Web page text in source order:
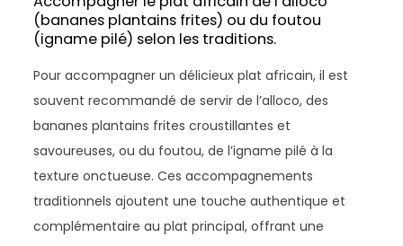
(bananes plantains frites) ou du foutou
(igname pilé) selon les traditions.
Pour accompagner un délicieux plat africain, il est
souvent recommandé de servir de l’alloco, des
bananes plantains frites croustillantes et
savoureuses, ou du foutou, de l’igname pilé à la
texture onctueuse. Ces accompagnements
traditionnels ajoutent une touche authentique et
complémentaire au plat principal, offrant une